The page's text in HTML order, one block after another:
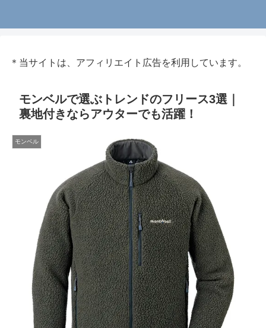
＊当サイトは、アフィリエイト広告を利用しています。
モンベルで選ぶトレンドのフリース3選｜
裏地付きならアウターでも活躍！
モンベル